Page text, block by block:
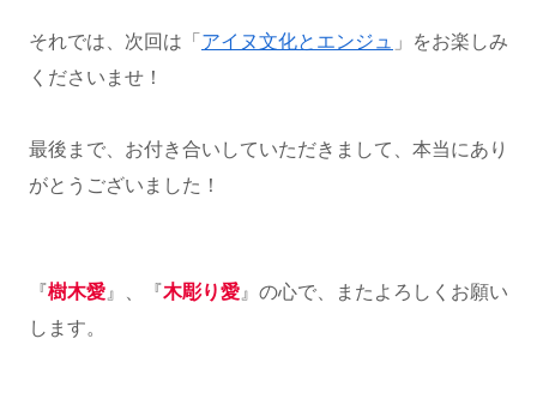
それでは、次回は「 アイヌ文化とエンジュ
」をお楽しみ
くださいませ！
最後まで、お付き合いしていただきまして、本当にあり
がとうございました！
『樹木愛 』、『木彫り愛 』の心で、またよろしくお願い
します。